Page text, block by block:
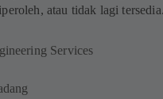
atau tidak lagi
Services